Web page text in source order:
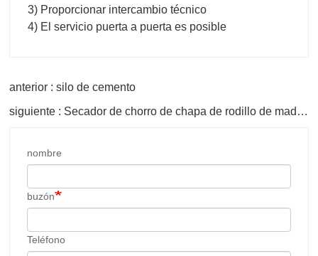
3) Proporcionar intercambio técnico
4) El servicio puerta a puerta es posible
anterior : silo de cemento
siguiente : Secador de chorro de chapa de rodillo de madera contrachapada
nombre
buzón
Teléfono